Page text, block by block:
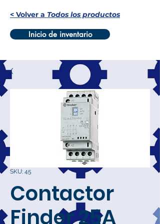
< Volver a Todos los productos
Inicio de inventario
SKU: 45
Contactor
Finder 25A